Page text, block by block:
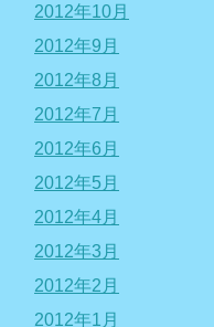
2012年10月
2012年9月
2012年8月
2012年7月
2012年6月
2012年5月
2012年4月
2012年3月
2012年2月
2012年1月